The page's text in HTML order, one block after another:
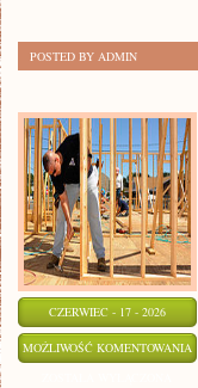
POSTED BY ADMIN
CZERWIEC - 17 - 2026
MOŻLIWOŚĆ KOMENTOWANIA